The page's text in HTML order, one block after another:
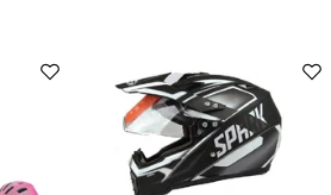
דוא"ל:
citysport1@013.net
citysport2@013.net